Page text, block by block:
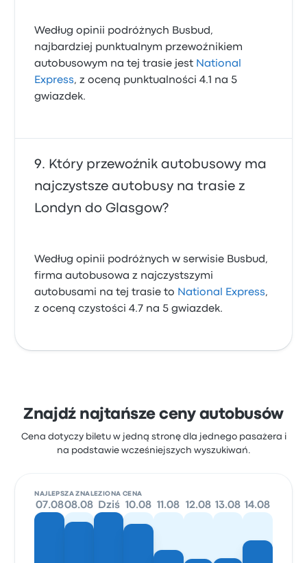
Według opinii podróżnych Busbud,
najbardziej punktualnym przewoźnikiem
autobusowym na tej trasie jest National
Express, z oceną punktualności 4.1 na 5
gwiazdek.
Który przewoźnik autobusowy ma
najczystsze autobusy na trasie z
Londyn do Glasgow?
Według opinii podróżnych w serwisie Busbud,
firma autobusowa z najczystszymi
autobusami na tej trasie to National Express,
z oceną czystości 4.7 na 5 gwiazdek.
Znajdź najtańsze ceny autobusów
Cena dotyczy biletu w jedną stronę dla jednego pasażera i
na podstawie wcześniejszych wyszukiwań.
NAJLEPSZA ZNALEZIONA CENA
07.0808.08 Dziś 10.08 11.08 12.08 13.08 14.08